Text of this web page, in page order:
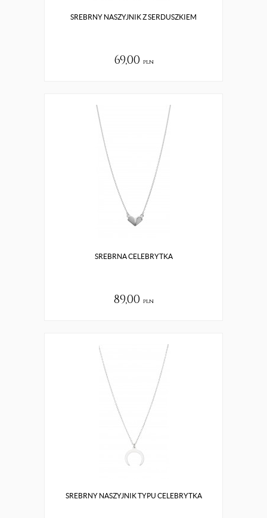
SREBRNY NASZYJNIK Z SERDUSZKIEM
69,00 pln
SREBRNA CELEBRYTKA
89,00 pln
SREBRNY NASZYJNIK TYPU CELEBRYTKA